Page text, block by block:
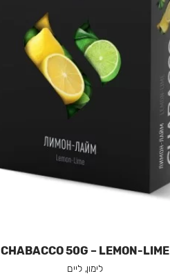
CHABACCO 50G – LEMON-LIME
לימון, ליים